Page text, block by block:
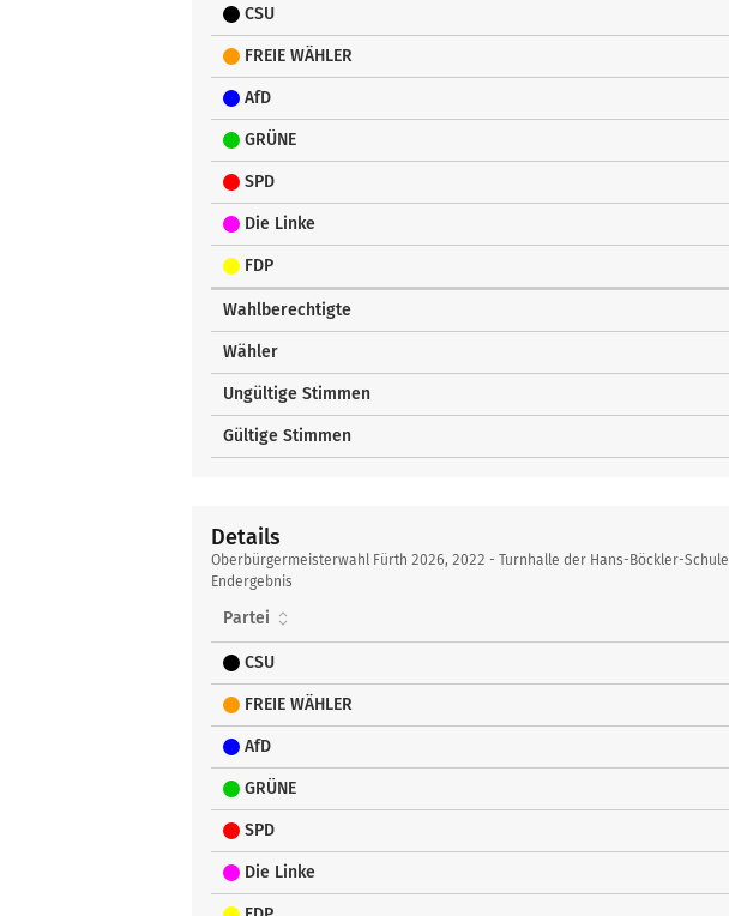
CSU
FREIE WÄHLER
AfD
GRÜNE
SPD
Die Linke
FDP
Wahlberechtigte
Wähler
Ungültige Stimmen
Gültige Stimmen
Details
Details
Oberbürgermeisterwahl Fürth 2026, 2022 - Turnhalle der Hans-Böckler-Schule
Endergebnis
Partei
CSU
FREIE WÄHLER
AfD
GRÜNE
SPD
Die Linke